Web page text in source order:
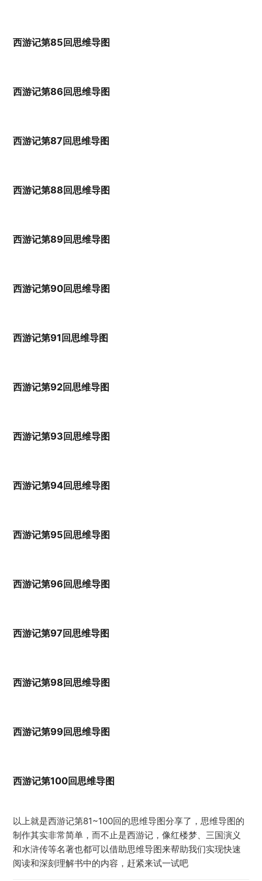
西游记第85回思维导图
西游记第86回思维导图
西游记第87回思维导图
西游记第88回思维导图
西游记第89回思维导图
西游记第90回思维导图
西游记第91回思维导图
西游记第92回思维导图
西游记第93回思维导图
西游记第94回思维导图
西游记第95回思维导图
西游记第96回思维导图
西游记第97回思维导图
西游记第98回思维导图
西游记第99回思维导图
西游记第100回思维导图
以上就是西游记第81~100回的思维导图分享了，思维导图的
制作其实非常简单，而不止是西游记，像红楼梦、三国演义
和水浒传等名著也都可以借助思维导图来帮助我们实现快速
阅读和深刻理解书中的内容，赶紧来试一试吧